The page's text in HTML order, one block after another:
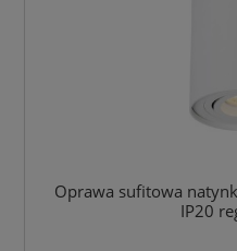
Oprawa sufitowa
IP20